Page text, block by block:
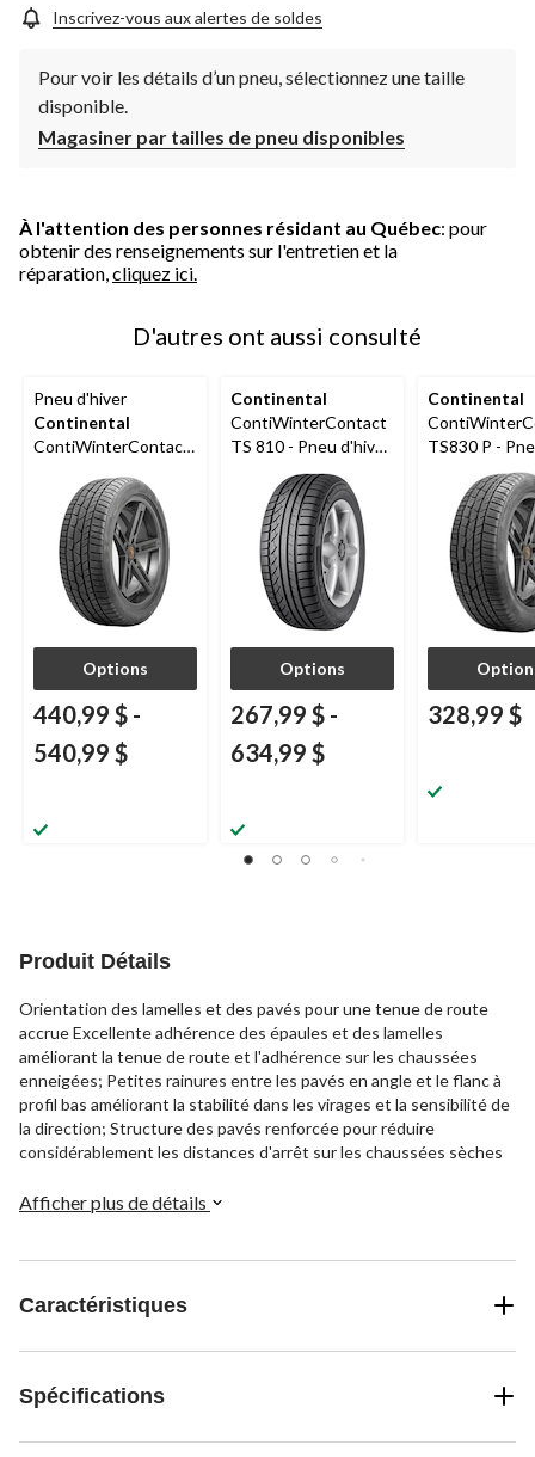
Inscrivez-vous aux alertes de soldes
Pour voir les détails d’un pneu, sélectionnez une taille
disponible.
Magasiner par tailles de pneu disponibles
À l'attention des personnes résidant au Québec: pour
obtenir des renseignements sur l'entretien et la
réparation, cliquez ici.
D'autres ont aussi consulté
Pneu d'hiver
Continental
ContiWinterContact
freinage amélioré
Options
440,99 $ -
540,99 $
Continental
ContiWinterContact
TS 810 - Pneu d'hiver
pour véhicules de
tourisme et
multisegments
Options
267,99 $ -
634,99 $
Continental
TS830 P -
d'hiver pour
de tourisme
328,99 $
Produit Détails
Orientation des lamelles et des pavés pour une tenue de route
accrue Excellente adhérence des épaules et des lamelles
améliorant la tenue de route et l'adhérence sur les chaussées
enneigées; Petites rainures entre les pavés en angle et le flanc à
profil bas améliorant la stabilité dans les virages et la sensibilité de
la direction; Structure des pavés renforcée pour réduire
considérablement les distances d'arrêt sur les chaussées sèches
Afficher plus de détails
Caractéristiques
Spécifications